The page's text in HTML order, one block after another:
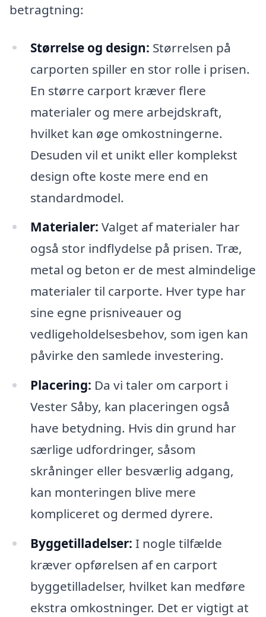
betragtning:
Størrelse og design: Størrelsen på
carporten spiller en stor rolle i prisen.
En større carport kræver flere
materialer og mere arbejdskraft,
hvilket kan øge omkostningerne.
Desuden vil et unikt eller komplekst
design ofte koste mere end en
standardmodel.
Materialer: Valget af materialer har
også stor indflydelse på prisen. Træ,
metal og beton er de mest almindelige
materialer til carporte. Hver type har
sine egne prisniveauer og
vedligeholdelsesbehov, som igen kan
påvirke den samlede investering.
Placering: Da vi taler om carport i
Vester Såby, kan placeringen også
have betydning. Hvis din grund har
særlige udfordringer, såsom
skråninger eller besværlig adgang,
kan monteringen blive mere
kompliceret og dermed dyrere.
Byggetilladelser: I nogle tilfælde
kræver opførelsen af en carport
byggetilladelser, hvilket kan medføre
ekstra omkostninger. Det er vigtigt at